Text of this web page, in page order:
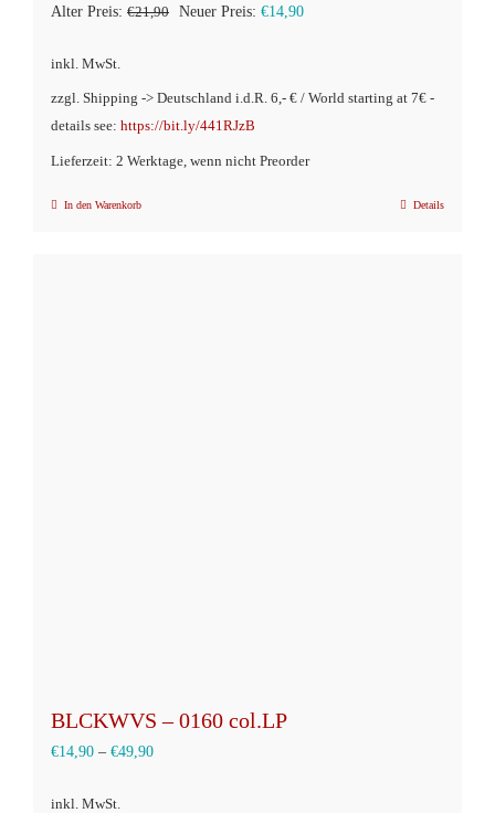
Alter Preis: €21,90 Ursprünglicher
€21,90
Neuer Preis: €14,90Aktueller
€14,90.
inkl. MwSt.
zzgl. Shipping -> Deutschland i.d.R. 6,- € / World starting at 7€ -
details see: https://bit.ly/441RJzB
Lieferzeit: 2 Werktage, wenn nicht Preorder
In den Warenkorb Details
BLCKWVS – 0160 col.LP
€14,90 – €49,90
inkl. MwSt.